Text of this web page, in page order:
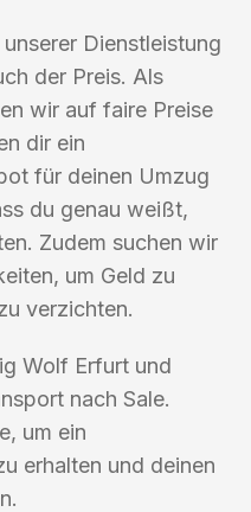
Dienstleistung
der Preis. Als
wir auf faire Preise
dir ein
für deinen Umzug
du genau weißt,
Zudem suchen wir
um Geld zu
verzichten.
Wolf Erfurt und
nach Sale.
um ein
erhalten und deinen